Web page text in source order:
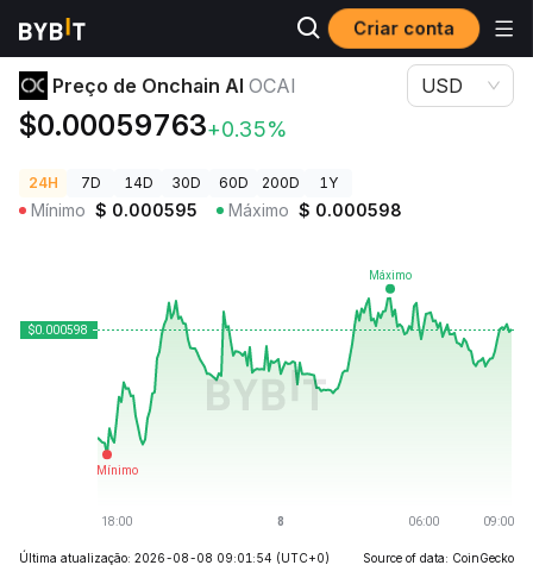
Criar conta
Preços de Criptomoedas Preço de Onchain AI OCAI
Preço de Onchain AI OCAI
$0.00059763+0.35%
USD
24H 7D 14D 30D 60D 200D 1Y
Mínimo $ 0.000595 Máximo $ 0.000598
Última atualização: 2026-08-08 09:01:54 (UTC+0) Source of data: CoinGecko